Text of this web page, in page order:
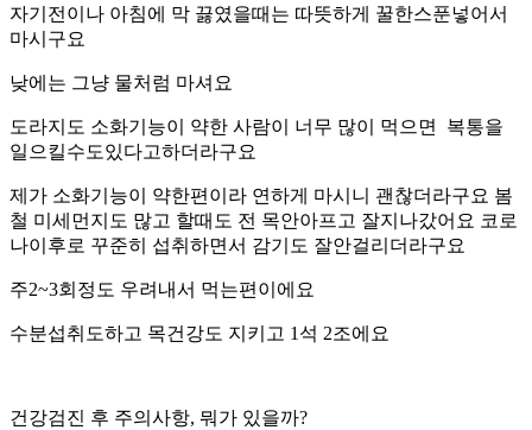
자기전이나 아침에 막 끓였을때는 따뜻하게 꿀한스푼넣어서
마시구요
낮에는 그냥 물처럼 마셔요
도라지도 소화기능이 약한 사람이 너무 많이 먹으면 복통을
일으킬수도있다고하더라구요
제가 소화기능이 약한편이라 연하게 마시니 괜찮더라구요 봄
철 미세먼지도 많고 할때도 전 목안아프고 잘지나갔어요 코로
나이후로 꾸준히 섭취하면서 감기도 잘안걸리더라구요
주2~3회정도 우려내서 먹는편이에요
수분섭취도하고 목건강도 지키고 1석 2조에요
건강검진 후 주의사항, 뭐가 있을까?